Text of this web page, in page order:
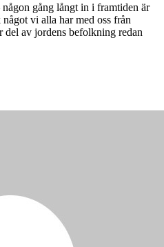
gång långt in i framtiden är
vi alla har med oss från
del av jordens befolkning redan